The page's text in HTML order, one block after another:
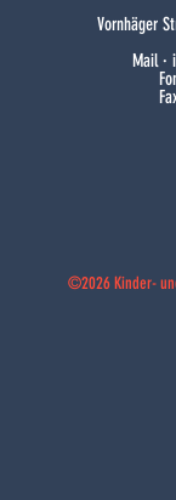
Vornhäger
Mail ·
©2026 Kinder-